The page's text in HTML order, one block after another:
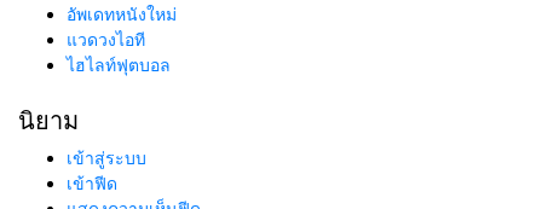
อัพเดทหนังใหม่
แวดวงไอที
ไฮไลท์ฟุตบอล
นิยาม
เข้าสู่ระบบ
เข้าฟีด